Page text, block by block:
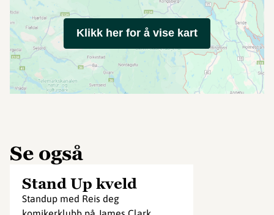
Klikk her for å vise kart
Se også
Stand Up kveld
Standup med Reis deg